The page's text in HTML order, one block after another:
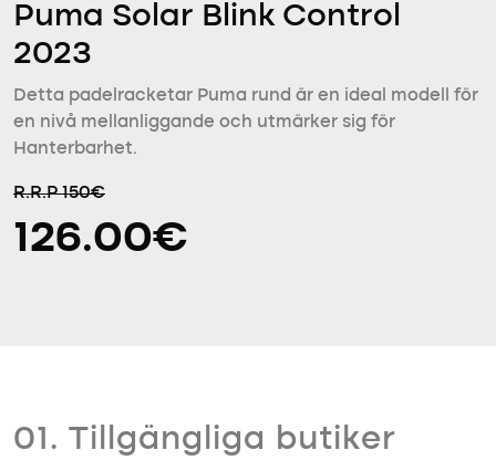
Puma Solar Blink Control
2023
Detta padelracketar Puma rund är en ideal modell för
en nivå mellanliggande och utmärker sig för
Hanterbarhet.
R.R.P 150€
126.00€
01. Tillgängliga butiker